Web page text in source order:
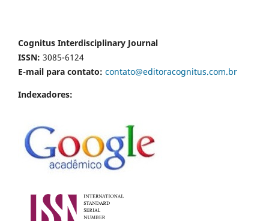
Cognitus Interdisciplinary Journal
ISSN: 3085-6124
E-mail para contato: contato@editoracognitus.com.br
Indexadores: